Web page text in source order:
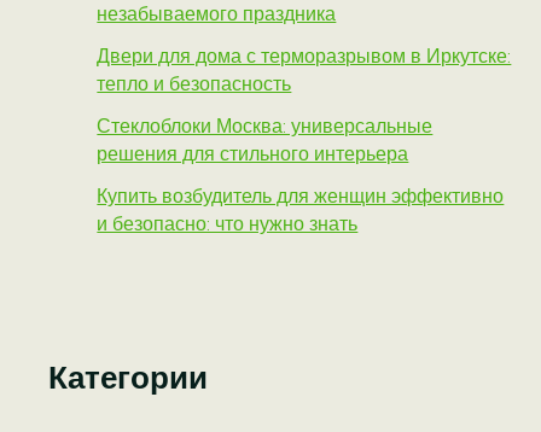
незабываемого праздника
Двери для дома с терморазрывом в Иркутске:
тепло и безопасность
Стеклоблоки Москва: универсальные
решения для стильного интерьера
Купить возбудитель для женщин эффективно
и безопасно: что нужно знать
Категории